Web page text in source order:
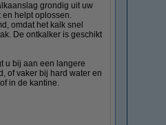
grondig uit uw
en helpt oplossen.
omdat het kalk snel
De ontkalker is geschikt
u bij aan een langere
of vaker bij hard water en
in de kantine.